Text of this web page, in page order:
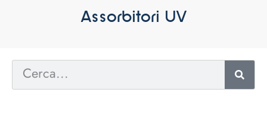
Assorbitori UV